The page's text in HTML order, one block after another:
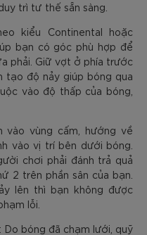
trì tư thế sẵn sàng.
kiểu Continental hoặc
bạn có góc phù hợp để
phải. Giữ vợt ở phía trước
tạo độ nảy giúp bóng qua
vào độ thấp của bóng,
vào vùng cấm, hướng về
vào vị trí bên dưới bóng.
chơi phải đánh trả quả
2 trên phần sân của bạn.
lên thì bạn không được
lỗi.
Do bóng đã chạm lưới, quỹ